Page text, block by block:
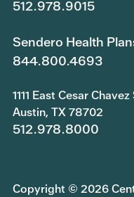
512.978.9015
Sendero Health
844.800.4693
1111 East Cesar Chavez
Austin, TX 78702
512.978.8000
Copyright © 2026